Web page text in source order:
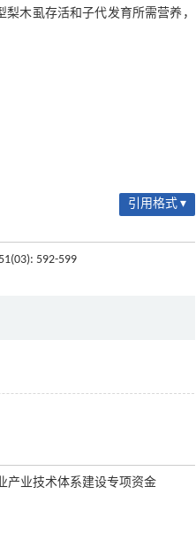
木虱存活和子代发育所需营养，
引用格式 ▾
592-599
产业技术体系建设专项资金